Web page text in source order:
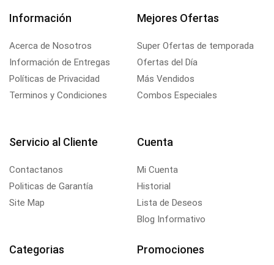
Información
Acerca de Nosotros
Información de Entregas
Políticas de Privacidad
Terminos y Condiciones
Mejores Ofertas
Super Ofertas de temporada
Ofertas del Día
Más Vendidos
Combos Especiales
Servicio al Cliente
Contactanos
Politicas de Garantía
Site Map
Cuenta
Mi Cuenta
Historial
Lista de Deseos
Blog Informativo
Categorias Promociones